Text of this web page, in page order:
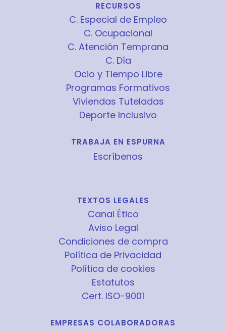
RECURSOS
C. Especial de Empleo
C. Ocupacional
C. Atención Temprana
C. Día
Ocio y Tiempo Libre
Programas Formativos
Viviendas Tuteladas
Deporte Inclusivo
TRABAJA EN ESPURNA
Escríbenos
TEXTOS LEGALES
Canal Ético
Aviso Legal
Condiciones de compra
Política de Privacidad
Política de cookies
Estatutos
Cert. ISO-9001
EMPRESAS COLABORADORAS